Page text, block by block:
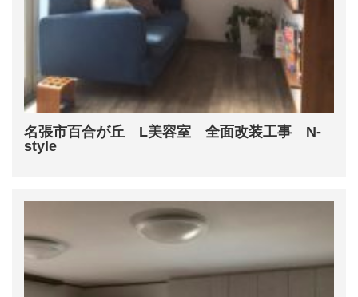
名張市百合が丘 L美容室 全面改装工事 N-
style